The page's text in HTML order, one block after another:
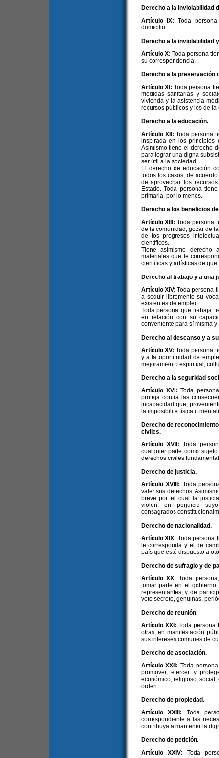
Derecho a la inviolabilidad
Artículo IX:Toda
domicilio.
Derecho a la inviolabilidad
Artículo X: Toda persona
su correspondencia.
Derecho a la preservación
Artículo XI: Toda persona
medidas sanitarias y
vivienda y la asistencia
recursos públicos y los de la
Derecho a la educación.
Artículo XII: Toda persona
inspirada en los principios
Asimismo tiene el derecho
para lograr una digna
ser útil a la sociedad.
El derecho de educación
todos los casos, de
de aprovechar los
Estado. Toda persona
primaria, por lo menos.
Derecho a los beneficios
Artículo XIII:Toda persona
de la comunidad, gozar de
de los progresos
científicos.
Tiene asimismo
materiales que le
científicas y artísticas de que
Derecho al trabajo y a una
Artículo XIV:Toda persona
a seguir libremente su
existentes de empleo.
Toda persona que trabaja
en relación con su
conveniente para sí misma y
Derecho al descanso y a
Artículo XV:Toda persona
y a la oportunidad de
mejoramiento espiritual,
Derecho a la seguridad
Artículo XVI:Toda
proteja contra las
incapacidad que,
la imposibilite física o
Derecho de
civiles.
Artículo XVII:Toda
cualquier parte como
derechos civiles
Derecho de justicia.
Artículo XVIII: Toda
valer sus derechos.
breve por el cual la
violen, en perjuicio
consagrados
Derecho de nacionalidad.
Artículo XIX: Toda persona
le corresponda y el de
país que esté dispuesto a
Derecho de sufragio y de
Artículo XX:Toda
tomar parte en el
representantes, y de
voto secreto, genuinas,
Derecho de reunión.
Artículo XXI: Toda persona
otras, en manifestación
sus intereses comunes de
Derecho de asociación.
Artículo XXII:Toda
promover, ejercer y
económico, religioso,
orden.
Derecho de propiedad.
Artículo XXIII: Toda
correspondiente a las
contribuya a mantener la
Derecho de petición.
Artículo XXIV: Toda